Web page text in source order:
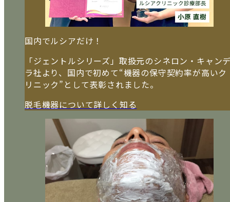
国内でルシアだけ！
「ジェントルシリーズ」取扱元のシネロン・キャン
ラ社より、国内で初めて“機器の保守契約率が高いク
リニック”として表彰されました。
脱毛機器について詳しく知る